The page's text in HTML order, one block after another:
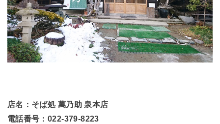
店名：そば処 萬乃助 泉本店
電話番号：022-379-8223